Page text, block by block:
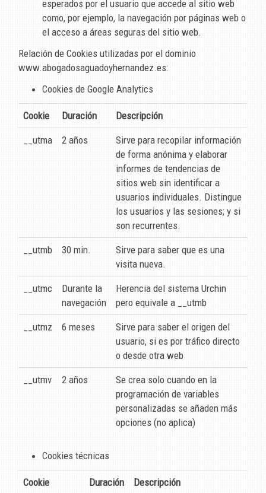
esperados por el usuario que accede al sitio web
como, por ejemplo, la navegación por páginas web o
el acceso a áreas seguras del sitio web.
Relación de Cookies utilizadas por el dominio
www.abogadosaguadoyhernandez.es:
Cookies de Google Analytics
Cookie Duración Descripción
__utma 2 años
Sirve para recopilar información
de forma anónima y elaborar
informes de tendencias de
sitios web sin identificar a
usuarios individuales. Distingue
los usuarios y las sesiones; y si
son recurrentes.
__utmb 30 min.
Sirve para saber que es una
visita nueva.
__utmc
Durante la
navegación
Herencia del sistema Urchin
pero equivale a __utmb
__utmz 6 meses
Sirve para saber el origen del
usuario, si es por tráfico directo
o desde otra web
__utmv 2 años
Se crea solo cuando en la
programación de variables
personalizadas se añaden más
opciones (no aplica)
Cookies técnicas
Cookie Duración Descripción